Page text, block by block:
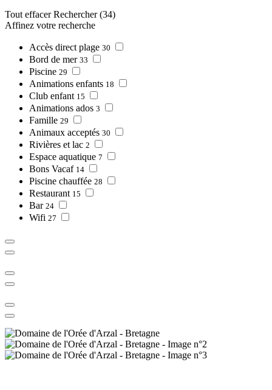
Tout effacer Rechercher(34)
Affinez votre recherche
Accès direct plage 30
Bord de mer 33
Piscine 29
Animations enfants 18
Club enfant 15
Animations ados 3
Famille 29
Animaux acceptés 30
Rivières et lac 2
Espace aquatique 7
Bons Vacaf 14
Piscine chauffée 28
Restaurant 15
Bar 24
Wifi 27